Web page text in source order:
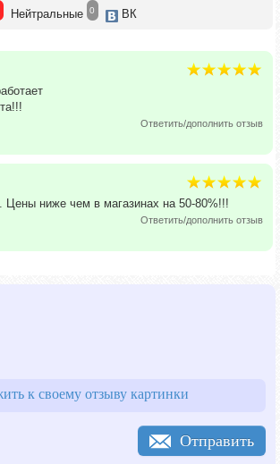
Нейтральные 0 ВК
Ответить/дополнить отзыв
Цены ниже чем в магазинах на 50-80%!!!
Ответить/дополнить отзыв
к своему отзыву картинки
Отправить